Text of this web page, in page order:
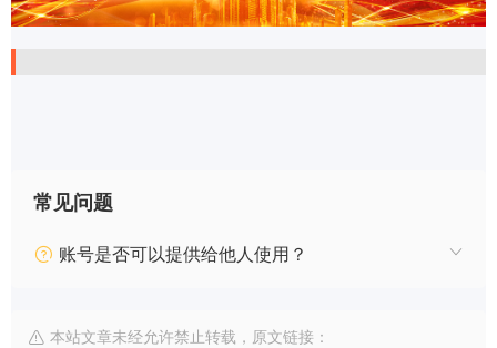
常见问题
账号是否可以提供给他人使用？
本站文章未经允许禁止转载，原文链接：